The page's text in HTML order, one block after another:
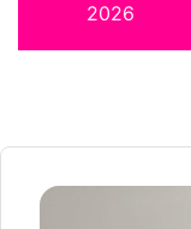
2026